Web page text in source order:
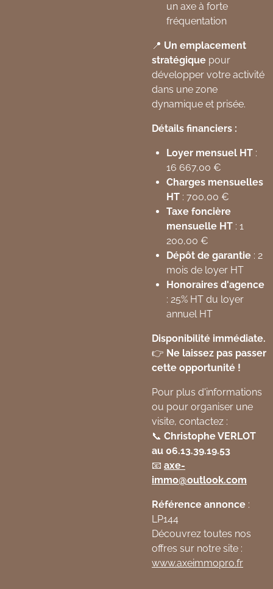
un axe à forte
fréquentation
📍 Un emplacement
stratégique pour
développer votre activité
dans une zone
dynamique et prisée.
Détails financiers :
Loyer mensuel HT :
16 667,00 €
Charges mensuelles
HT : 700,00 €
Taxe foncière
mensuelle HT : 1
200,00 €
Dépôt de garantie : 2
mois de loyer HT
Honoraires d'agence
: 25% HT du loyer
annuel HT
Disponibilité immédiate.
👉 Ne laissez pas passer
cette opportunité !
Pour plus d'informations
ou pour organiser une
visite, contactez :
📞 Christophe VERLOT
au 06.13.39.19.53
📧 axe-
immo@outlook.com
Référence annonce :
LP144
Découvrez toutes nos
offres sur notre site :
www.axeimmopro.fr